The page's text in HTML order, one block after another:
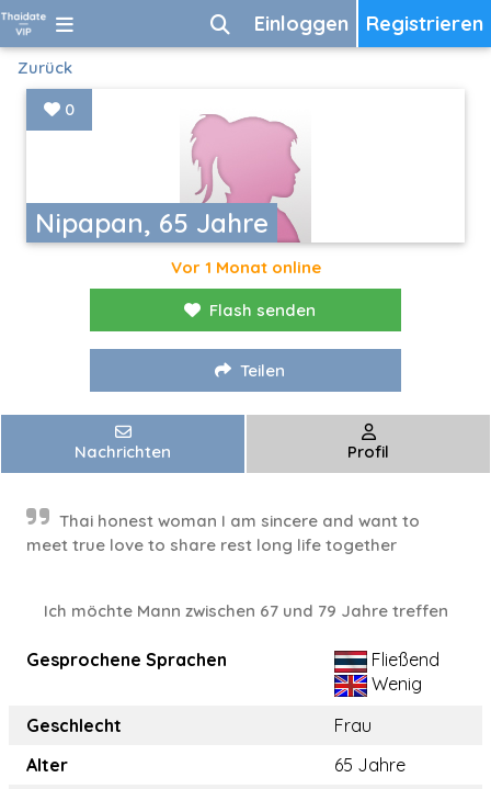
Registrieren
Einloggen
Zurück
Nipapan, 65 Jahre
0
Vor 1 Monat online
Flash senden
Teilen
Nachrichten Profil
Thai honest woman I am sincere and want to
meet true love to share rest long life together
Ich möchte Mann zwischen 67 und 79 Jahre treffen
Gesprochene Sprachen
Fließend
Wenig
Geschlecht
Frau
Alter
65 Jahre